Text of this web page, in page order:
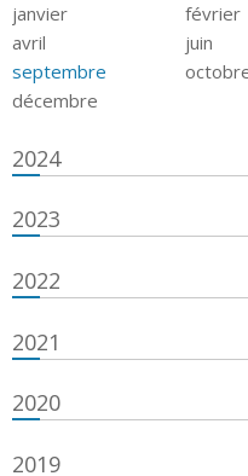
janvier février
avril
juin
septembre
décembre
2024
2023
2022
2021
2020
2019